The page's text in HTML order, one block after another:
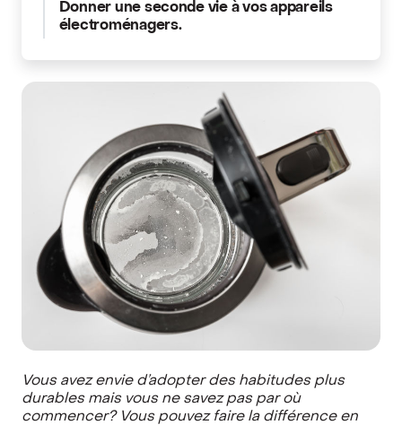
Donner une seconde vie à vos appareils
électroménagers.
Vous avez envie d’adopter des habitudes plus
durables mais vous ne savez pas par où
commencer? Vous pouvez faire la différence en